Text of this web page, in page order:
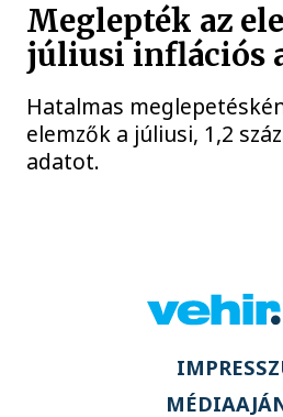
Meglepték az
júliusi inflációs
Hatalmas
elemzők a júliusi, 1,2
adatot.